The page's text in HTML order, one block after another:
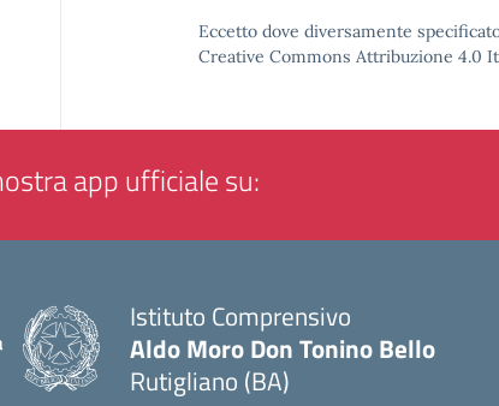
Eccetto dove diversamente
Creative Commons Attribuzione 4.0
app ufficiale su:
Istituto Comprensivo
Aldo Moro Don Tonino Bello
Rutigliano (BA)